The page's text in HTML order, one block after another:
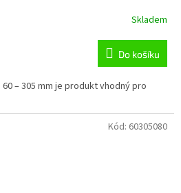
Skladem
Do košíku
– 305 mm je produkt vhodný pro
Kód: 60305080